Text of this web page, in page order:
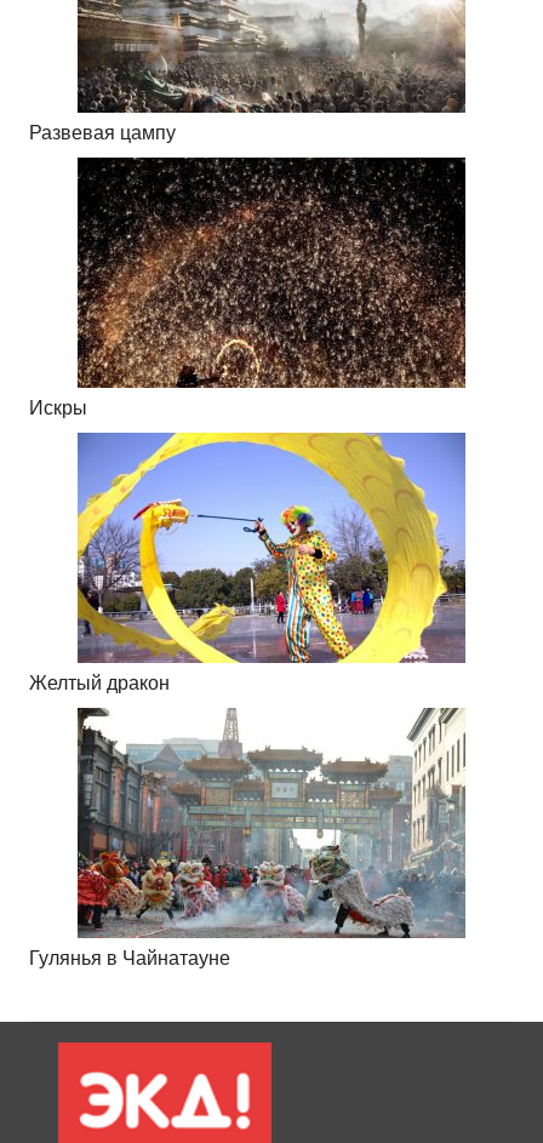
Развевая цампу
Искры
Желтый дракон
Гулянья в Чайнатауне